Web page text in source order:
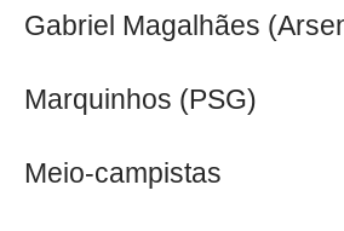
Gabriel Magalhães
Marquinhos (PSG)
Meio-campistas